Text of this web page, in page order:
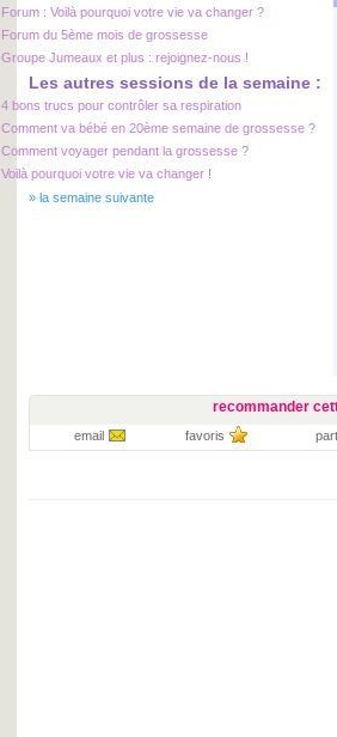
Forum : Voilà pourquoi votre vie va changer ?
Forum du 5ème mois de grossesse
Groupe Jumeaux et plus : rejoignez-nous !
Les autres sessions de la semaine :
4 bons trucs pour contrôler sa respiration
Comment va bébé en 20ème semaine de grossesse ?
Comment voyager pendant la grossesse ?
Voilà pourquoi votre vie va changer !
» la semaine suivante
recommander
email favoris